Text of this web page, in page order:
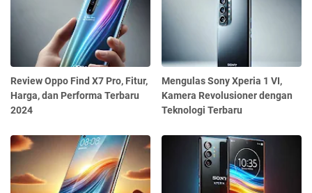
Review Oppo Find X7 Pro, Fitur,
Harga, dan Performa Terbaru
2024
Mengulas Sony Xperia 1 VI,
Kamera Revolusioner dengan
Teknologi Terbaru